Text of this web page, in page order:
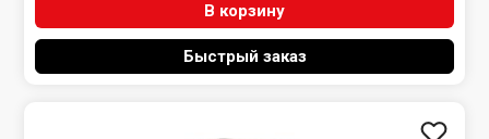
В корзину
Быстрый заказ